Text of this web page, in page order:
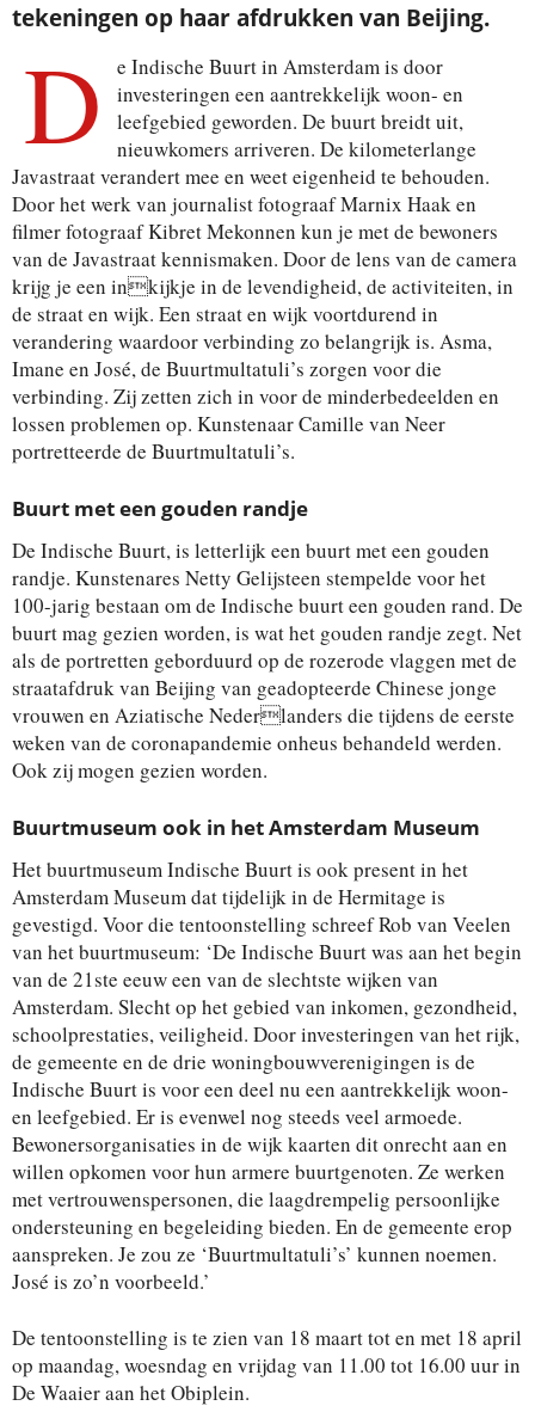
tekeningen op haar afdrukken van Beijing.
D
e Indische Buurt in Amsterdam is door
investeringen een aantrekkelijk woon- en
leefgebied geworden. De buurt breidt uit,
nieuwkomers arriveren. De kilometerlange
Javastraat verandert mee en weet eigenheid te behouden.
Door het werk van journalist fotograaf Marnix Haak en
filmer fotograaf Kibret Mekonnen kun je met de bewoners
van de Javastraat kennismaken. Door de lens van de camera
krijg je een inkijkje in de levendigheid, de activiteiten, in
de straat en wijk. Een straat en wijk voortdurend in
verandering waardoor verbinding zo belangrijk is. Asma,
Imane en José, de Buurtmultatuli’s zorgen voor die
verbinding. Zij zetten zich in voor de minderbedeelden en
lossen problemen op. Kunstenaar Camille van Neer
portretteerde de Buurtmultatuli’s.
Buurt met een gouden randje
De Indische Buurt, is letterlijk een buurt met een gouden
randje. Kunstenares Netty Gelijsteen stempelde voor het
100-jarig bestaan om de Indische buurt een gouden rand. De
buurt mag gezien worden, is wat het gouden randje zegt. Net
als de portretten geborduurd op de rozerode vlaggen met de
straatafdruk van Beijing van geadopteerde Chinese jonge
vrouwen en Aziatische Nederlanders die tijdens de eerste
weken van de coronapandemie onheus behandeld werden.
Ook zij mogen gezien worden.
Buurtmuseum ook in het Amsterdam Museum
Het buurtmuseum Indische Buurt is ook present in het
Amsterdam Museum dat tijdelijk in de Hermitage is
gevestigd. Voor die tentoonstelling schreef Rob van Veelen
van het buurtmuseum: ‘De Indische Buurt was aan het begin
van de 21ste eeuw een van de slechtste wijken van
Amsterdam. Slecht op het gebied van inkomen, gezondheid,
schoolprestaties, veiligheid. Door investeringen van het rijk,
de gemeente en de drie woningbouwverenigingen is de
Indische Buurt is voor een deel nu een aantrekkelijk woon-
en leefgebied. Er is evenwel nog steeds veel armoede.
Bewonersorganisaties in de wijk kaarten dit onrecht aan en
willen opkomen voor hun armere buurtgenoten. Ze werken
met vertrouwenspersonen, die laagdrempelig persoonlijke
ondersteuning en begeleiding bieden. En de gemeente erop
aanspreken. Je zou ze ‘Buurtmultatuli’s’ kunnen noemen.
José is zo’n voorbeeld.’
De tentoonstelling is te zien van 18 maart tot en met 18 april
op maandag, woesndag en vrijdag van 11.00 tot 16.00 uur in
De Waaier aan het Obiplein.